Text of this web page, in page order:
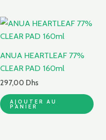
ANUA HEARTLEAF 77%
CLEAR PAD 160ml
297,00 Dhs
AJOUTER AU
PANIER